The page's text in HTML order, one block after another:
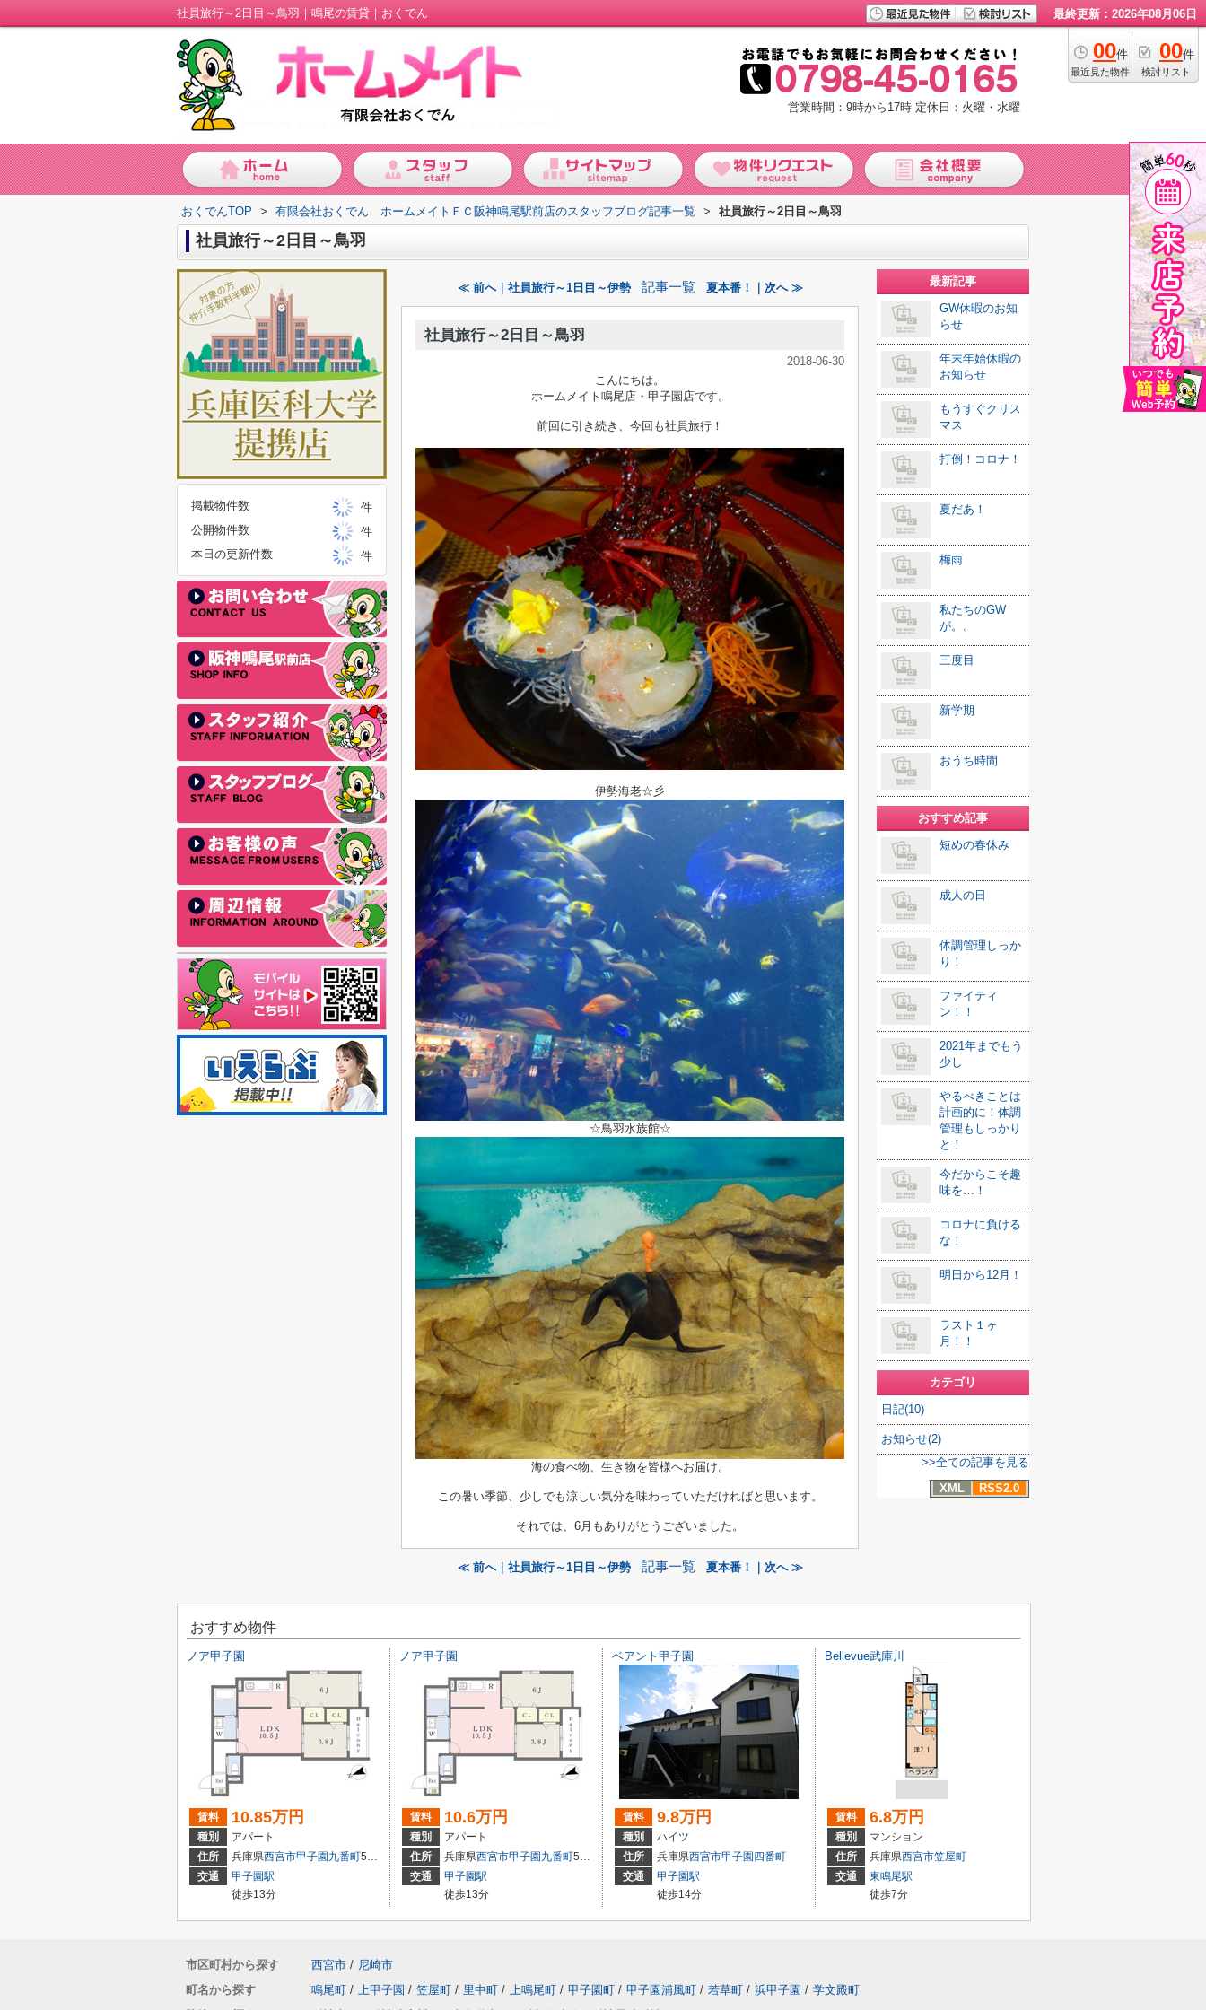
社員旅行～2日目～鳥羽｜鳴尾の賃貸｜おくでん 最終更新：2026年08月06日
00件
最近見た物件
00件
検討リスト
営業時間：9時から17時 定休日：火曜・水曜
おくでんTOP > 有限会社おくでん ホームメイトＦＣ阪神鳴尾駅前店のスタッフブログ記事一覧 > 社員旅行～2日目～鳥羽
社員旅行～2日目～鳥羽
≪ 前へ｜社員旅行～1日目～伊勢 記事一覧 夏本番！｜次へ ≫
社員旅行～2日目～鳥羽
2018-06-30
こんにちは。
ホームメイト鳴尾店・甲子園店です。
前回に引き続き、今回も社員旅行！
伊勢海老☆彡
☆鳥羽水族館☆
海の食べ物、生き物を皆様へお届け。
この暑い季節、少しでも涼しい気分を味わっていただければと思います。
それでは、6月もありがとうございました。
≪ 前へ｜社員旅行～1日目～伊勢 記事一覧 夏本番！｜次へ ≫
最新記事
GW休暇のお知
らせ
年末年始休暇の
お知らせ
もうすぐクリス
マス
打倒！コロナ！
夏だあ！
梅雨
私たちのGW
が。。
三度目
新学期
おうち時間
おすすめ記事
短めの春休み
成人の日
体調管理しっか
り！
ファイティ
ン！！
2021年までもう
少し
やるべきことは
計画的に！体調
管理もしっかり
と！
今だからこそ趣
味を…！
コロナに負ける
な！
明日から12月！
ラスト１ヶ
月！！
カテゴリ
日記(10)
お知らせ(2)
>>全ての記事を見る
XML
RSS2.0
掲載物件数
件
公開物件数
件
本日の更新件数
件
おすすめ物件
ノア甲子園
賃料 10.85万円
種別
アパート
住所
兵庫県西宮市甲子園九番町5-16
交通
甲子園駅
徒歩13分
ノア甲子園
賃料 10.6万円
種別
アパート
住所
兵庫県西宮市甲子園九番町5-16
交通
甲子園駅
徒歩13分
ベアント甲子園
賃料 9.8万円
種別
ハイツ
住所
兵庫県西宮市甲子園四番町
交通
甲子園駅
徒歩14分
Bellevue武庫川
賃料 6.8万円
種別
マンション
住所
兵庫県西宮市笠屋町
交通
東鳴尾駅
徒歩7分
市区町村から探す 西宮市 / 尼崎市
町名から探す
鳴尾町 / 上甲子園 / 笠屋町 / 里中町 / 上鳴尾町 / 甲子園町 / 甲子園浦風町 / 若草町 / 浜甲子園 / 学文殿町